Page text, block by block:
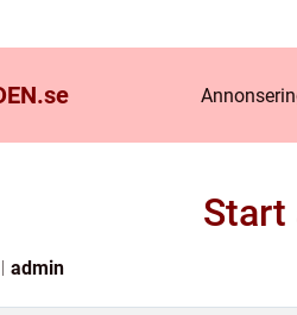
se
Start
admin